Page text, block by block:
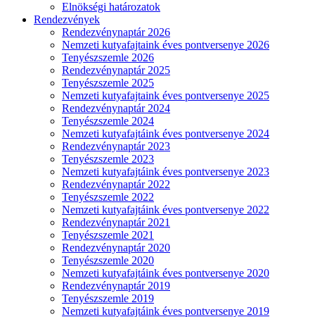
Elnökségi határozatok
Rendezvények
Rendezvénynaptár 2026
Nemzeti kutyafajtaink éves pontversenye 2026
Tenyészszemle 2026
Rendezvénynaptár 2025
Tenyészszemle 2025
Nemzeti kutyafajtaink éves pontversenye 2025
Rendezvénynaptár 2024
Tenyészszemle 2024
Nemzeti kutyafajtáink éves pontversenye 2024
Rendezvénynaptár 2023
Tenyészszemle 2023
Nemzeti kutyafajtáink éves pontversenye 2023
Rendezvénynaptár 2022
Tenyészszemle 2022
Nemzeti kutyafajtáink éves pontversenye 2022
Rendezvénynaptár 2021
Tenyészszemle 2021
Rendezvénynaptár 2020
Tenyészszemle 2020
Nemzeti kutyafajtáink éves pontversenye 2020
Rendezvénynaptár 2019
Tenyészszemle 2019
Nemzeti kutyafajtáink éves pontversenye 2019